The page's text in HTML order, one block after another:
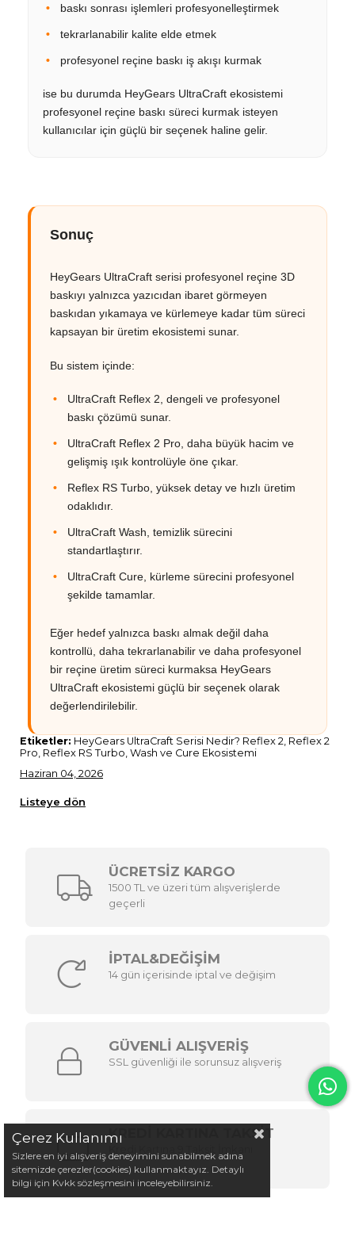
baskı sonrası işlemleri profesyonelleştirmek
tekrarlanabilir kalite elde etmek
profesyonel reçine baskı iş akışı kurmak
ise bu durumda HeyGears UltraCraft ekosistemi
profesyonel reçine baskı süreci kurmak isteyen
kullanıcılar için güçlü bir seçenek haline gelir.
Sonuç
HeyGears UltraCraft serisi profesyonel reçine 3D
baskıyı yalnızca yazıcıdan ibaret görmeyen
baskıdan yıkamaya ve kürlemeye kadar tüm süreci
kapsayan bir üretim ekosistemi sunar.
Bu sistem içinde:
UltraCraft Reflex 2, dengeli ve profesyonel
baskı çözümü sunar.
UltraCraft Reflex 2 Pro, daha büyük hacim ve
gelişmiş ışık kontrolüyle öne çıkar.
Reflex RS Turbo, yüksek detay ve hızlı üretim
odaklıdır.
UltraCraft Wash, temizlik sürecini
standartlaştırır.
UltraCraft Cure, kürleme sürecini profesyonel
şekilde tamamlar.
Eğer hedef yalnızca baskı almak değil daha
kontrollü, daha tekrarlanabilir ve daha profesyonel
bir reçine üretim süreci kurmaksa HeyGears
UltraCraft ekosistemi güçlü bir seçenek olarak
değerlendirilebilir.
Etiketler: HeyGears UltraCraft Serisi Nedir? Reflex 2, Reflex 2
Pro, Reflex RS Turbo, Wash ve Cure Ekosistemi
Haziran 04, 2026
Listeye dön
ÜCRETSİZ KARGO
1500 TL ve üzeri tüm alışverişlerde
geçerli
İPTAL&DEĞİŞİM
14 gün içerisinde iptal ve değişim
GÜVENLİ ALIŞVERİŞ
SSL güvenliği ile sorunsuz alışveriş
KREDİ KARTINA TAKSİT
Çerez Kullanımı
Sizlere en iyi alışveriş deneyimini sunabilmek adına
sitemizde çerezler(cookies) kullanmaktayız. Detaylı
bilgi için Kvkk sözleşmesini inceleyebilirsiniz.